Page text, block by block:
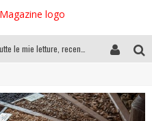
Anya Taylor-Joy, Jisoo e Willow Smith protagoniste della nuova campagna Dior Addict